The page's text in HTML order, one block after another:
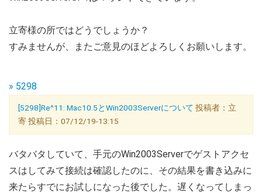
立寄様の所ではどうでしょうか？
すみませんが、またご意見のほどよろしくお願いします。
» 5298
[5298]Re^11: Mac10.5とWin2003Serverについて 投稿者：立
寄 投稿日：07/12/19-13:15
バタバタしていて、手元のWin2003Serverでゲストアクセ
スはしてみて接続は確認したのに、その結果を書き込みに
来たらすでにお試しになった後でした。遅くなってしまっ